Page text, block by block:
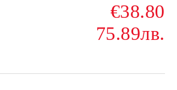
€38.80
75.89лв.